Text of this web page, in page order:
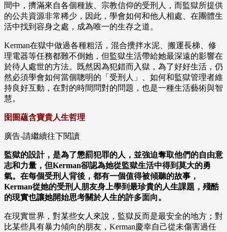
間中，擠滿來自各個種族、宗教信仰的受刑人，而監獄所提供
的公共資源非常稀少，因此，學會如何和他人相處、在團體生
活中找到容身之處，成為唯一的生存之道。
Kerman在獄中做過各種粗活，混合攪拌水泥、搬運長梯、修
理電器等任務都難不倒她，但監獄生活帶給她最深遠的影響在
於待人處世的方法。既然因為犯錯而入獄，為了好好生活，仍
然必須學會如何當個聰明的「受刑人」、如何和監獄管理者維
持良好互動，在對的時間問對的問題，也是一種生活藝術與智
慧。
囹圄蘊含寶貴人生哲理
廣告-請繼續往下閱讀
監獄的設計，是為了懲罰犯罪的人，並強迫奪取他們的自由意
志和力量，但Kerman卻認為她從監獄生活中得到莫大的勇
氣。在每個受刑人背後，都有一個值得被傾聽的故事，
Kerman從她的受刑人朋友身上學到最珍貴的人生課題，殘酷
的現實也讓她開始思考關於人生的許多面向。
在現實世界，對某些女人來說，監獄反而是最安全的地方；對
比某些具有暴力傾向的朋友，Kerman慶幸自己從未傷害過任